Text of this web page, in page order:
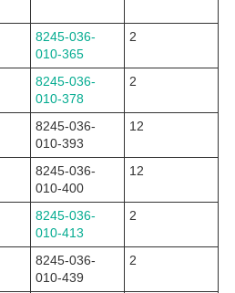
8245-036-
010-365
2
8245-036-
010-378
2
8245-036-
010-393
12
8245-036-
010-400
12
8245-036-
010-413
2
8245-036-
010-439
2